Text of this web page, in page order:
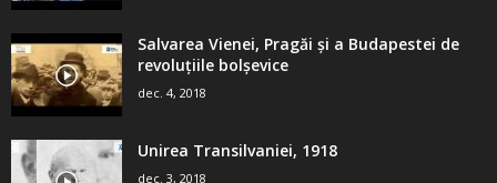
Salvarea Vienei, Pragăi şi a Budapestei de
revoluţiile bolşevice
dec. 4, 2018
Unirea Transilvaniei, 1918
dec. 3, 2018